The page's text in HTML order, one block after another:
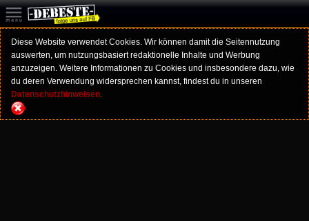
Diese Website verwendet Cookies. Wir können damit die Seitennutzung
auswerten, um nutzungsbasiert redaktionelle Inhalte und Werbung
anzuzeigen. Weitere Informationen zu Cookies und insbesondere dazu, wie
du deren Verwendung widersprechen kannst, findest du in unseren
Datenschutzhinweisen.